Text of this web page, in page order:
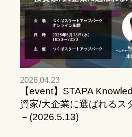
2026.04.23
【event】STAPA
資家/大企業に選ばれるス
－(2026.5.13)